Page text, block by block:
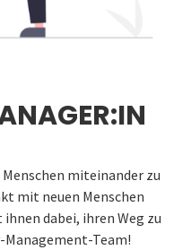
Menschen miteinander zu
mit neuen Menschen
dabei, ihren Weg zu
Team!